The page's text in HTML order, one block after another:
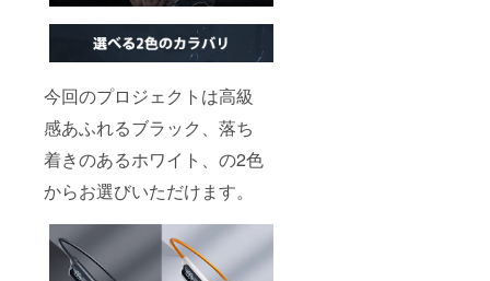
今回のプロジェクトは高級
感あふれるブラック、落ち
着きのあるホワイト、の2色
からお選びいただけます。